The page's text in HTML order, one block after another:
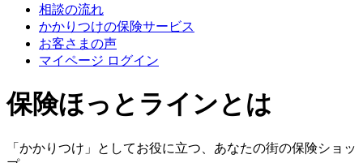
相談の流れ
かかりつけの保険サービス
お客さまの声
マイページ ログイン
保険ほっとラインとは
「かかりつけ」としてお役に立つ、あなたの街の保険ショッ